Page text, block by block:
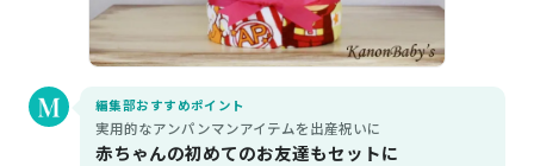
編集部おすすめポイント
実用的なアンパンマンアイテムを出産祝いに
赤ちゃんの初めてのお友達もセットに